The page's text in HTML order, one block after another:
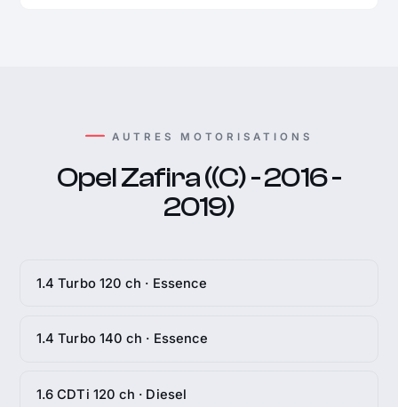
AUTRES MOTORISATIONS
Opel Zafira ((C) - 2016 -
2019)
1.4 Turbo 120 ch · Essence
1.4 Turbo 140 ch · Essence
1.6 CDTi 120 ch · Diesel